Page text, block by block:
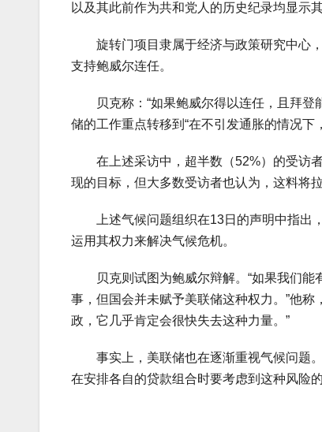
以及其此前作为共和党人的历史纪录均显示
旋转门项目隶属于经济与政策研究中心，
支持鲍威尔连任。
贝克称：“如果鲍威尔得以连任，且拜登
储的工作重点转移到“在不引发通胀的情况下
在上述采访中，超半数（52%）的受访者
现的目标，但大多数受访者也认为，这料将
上述气候问题组织在13日的声明中指出，
运用其权力来解决气候危机。
贝克则试图为鲍威尔辩解。“如果我们能
事，但国会并未赋予美联储这种权力。”他
政，它几乎肯定会很快失去这种力量。”
事实上，美联储也在逐渐重视气候问题。
在安排各自的贷款组合时要考虑到这种风险的